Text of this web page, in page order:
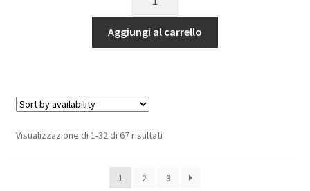
nero
Losi
(non
adatto
a
T!!!)
quantità
Aggiungi al carrello
Visualizzazione di 1-32 di 67 risultati
1 2 3